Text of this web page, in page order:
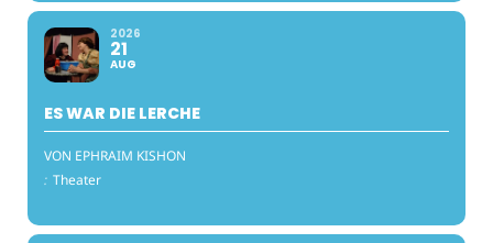
2026
21
AUG
ES WAR DIE LERCHE
VON EPHRAIM KISHON
: Theater